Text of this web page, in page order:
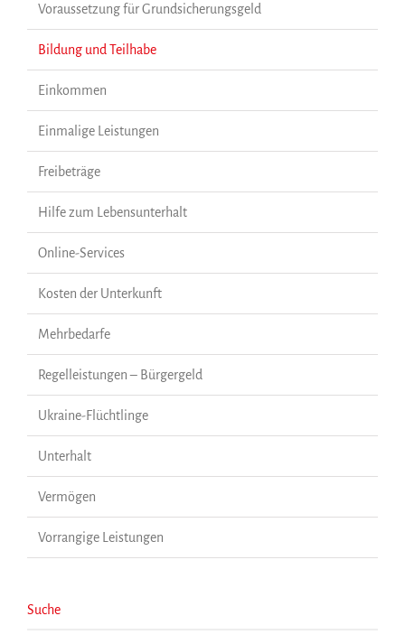
Voraussetzung für Grundsicherungsgeld
Bildung und Teilhabe
Einkommen
Einmalige Leistungen
Freibeträge
Hilfe zum Lebensunterhalt
Online-Services
Kosten der Unterkunft
Mehrbedarfe
Regelleistungen – Bürgergeld
Ukraine-Flüchtlinge
Unterhalt
Vermögen
Vorrangige Leistungen
Suche